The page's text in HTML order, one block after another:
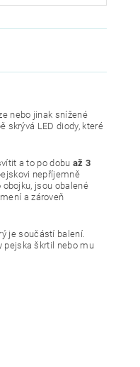
nebo jinak snížené
skrývá LED diody, které
a to po dobu až 3
nepříjemně
jsou obalené
a zároveň
je součástí balení.
pejska škrtil nebo mu